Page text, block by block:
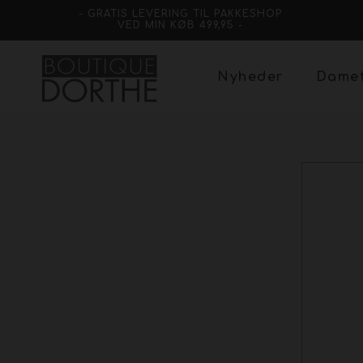
- GRATIS LEVERING TIL PAKKESHOP
VED MIN KØB 499,95 -
Nyheder